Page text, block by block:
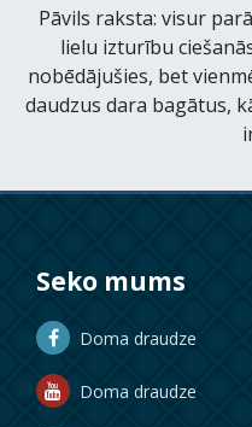
Pāvils raksta: visur
lielu izturību
nobēdājušies, bet
daudzus dara bagātus,
Seko mums
Doma draudze
Doma draudze